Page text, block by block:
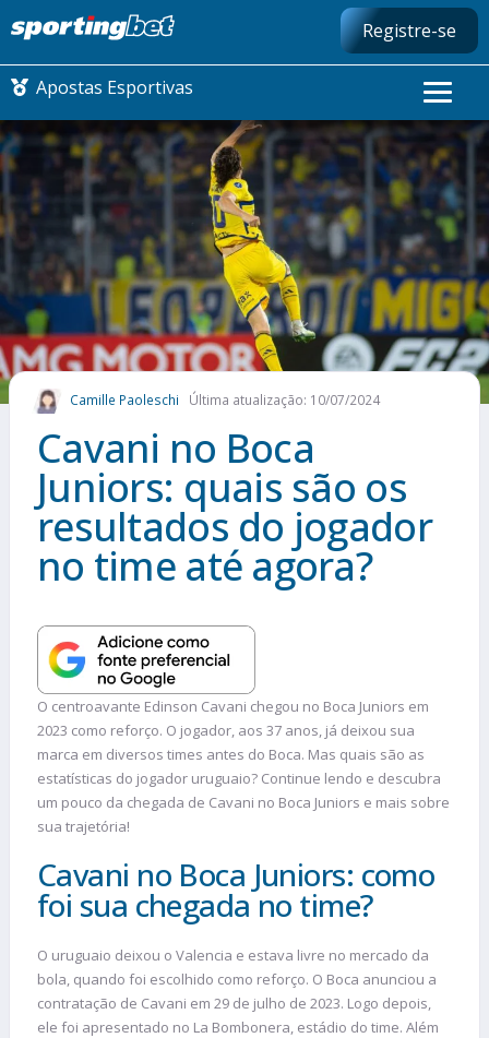
Registre-se
Apostas Esportivas
CONMEBOL LIBERTADORES
FUTEBOL NACIONAL
FUTEBOL INTERNACIONAL
COMO APOSTAR
MAIS ESPORTES
Camille Paoleschi Última atualização: 10/07/2024
Cavani no Boca
Juniors: quais são os
resultados do jogador
no time até agora?
O centroavante Edinson Cavani chegou no Boca Juniors em
2023 como reforço. O jogador, aos 37 anos, já deixou sua
marca em diversos times antes do Boca. Mas quais são as
estatísticas do jogador uruguaio? Continue lendo e descubra
um pouco da chegada de Cavani no Boca Juniors e mais sobre
sua trajetória!
Cavani no Boca Juniors: como
foi sua chegada no time?
O uruguaio deixou o Valencia e estava livre no mercado da
bola, quando foi escolhido como reforço. O Boca anunciou a
contratação de Cavani em 29 de julho de 2023. Logo depois,
ele foi apresentado no La Bombonera, estádio do time. Além